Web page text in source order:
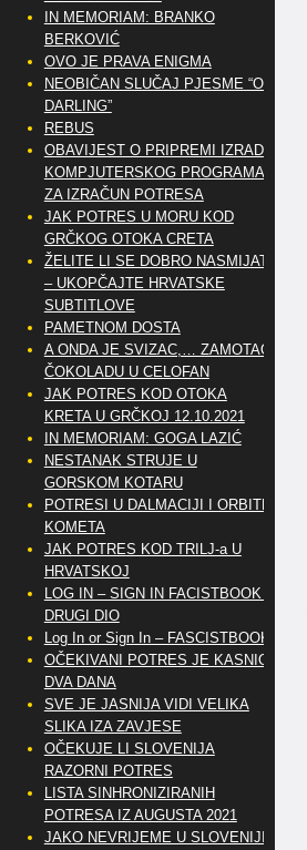
IN MEMORIAM: BRANKO
BERKOVIĆ
OVO JE PRAVA ENIGMA
NEOBIČAN SLUČAJ PJESME “OH
DARLING”
REBUS
OBAVIJEST O PRIPREMI IZRADE
KOMPJUTERSKOG PROGRAMA
ZA IZRAČUN POTRESA
JAK POTRES U MORU KOD
GRČKOG OTOKA CRETA
ŽELITE LI SE DOBRO NASMIJATI
– UKOPČAJTE HRVATSKE
SUBTITLOVE
PAMETNOM DOSTA
A ONDA JE SVIZAC,… ZAMOTAO
ČOKOLADU U CELOFAN
JAK POTRES KOD OTOKA
KRETA U GRČKOJ 12.10.2021
IN MEMORIAM: GOGA LAZIĆ
NESTANAK STRUJE U
GORSKOM KOTARU
POTRESI U DALMACIJI I ORBITE
KOMETA
JAK POTRES KOD TRILJ-a U
HRVATSKOJ
LOG IN – SIGN IN FACISTBOOK –
DRUGI DIO
Log In or Sign In – FASCISTBOOK
OČEKIVANI POTRES JE KASNIO
DVA DANA
SVE JE JASNIJA VIDI VELIKA
SLIKA IZA ZAVJESE
OČEKUJE LI SLOVENIJA
RAZORNI POTRES
LISTA SINHRONIZIRANIH
POTRESA IZ AUGUSTA 2021
JAKO NEVRIJEME U SLOVENIJI